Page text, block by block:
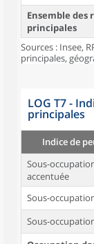
Ensemble des
principales
Sources : Insee,
principales,
LOG T7 -
principales
Indice de
Sous-
accentuée
Sous-
Sous-